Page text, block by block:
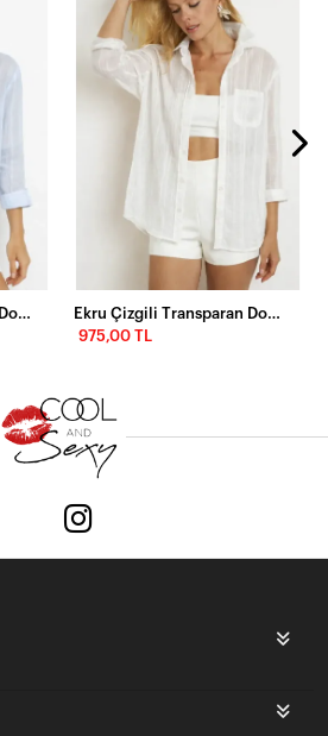
Mavi Çizgili Transparan Dokulu Oversize Kadın Gömlek
Ekru Çizgili Transparan Dokulu Oversize Kadın Gömlek
975,00 TL